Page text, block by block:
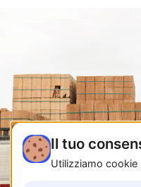
Il tuo
Utilizziamo cookie